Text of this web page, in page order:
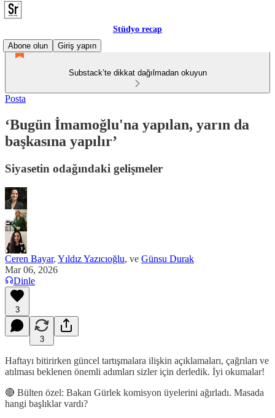
Stüdyo recap
Abone olun
Giriş yapın
Substack’te dikkat dağılmadan okuyun
Posta
‘Bugün İmamoğlu'na yapılan, yarın da
başkasına yapılır’
Siyasetin odağındaki gelişmeler
Ceren Bayar, Yıldız Yazıcıoğlu, ve Günsu Durak
Mar 06, 2026
Dinle
3
3
Haftayı bitirirken güncel tartışmalara ilişkin açıklamaları, çağrıları ve
atılması beklenen önemli adımları sizler için derledik. İyi okumalar!
🔴 Bülten özel: Bakan Gürlek komisyon üyelerini ağırladı. Masada
hangi başlıklar vardı?